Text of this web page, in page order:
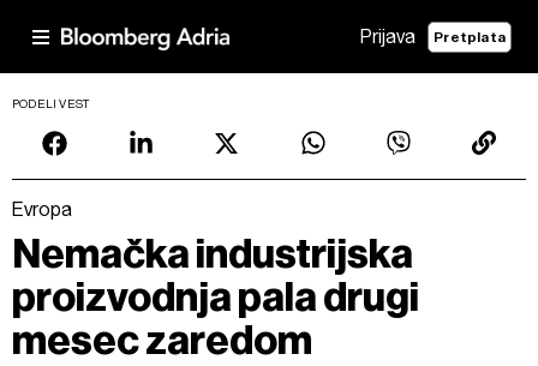
Prijava Pretplata
PODELI VEST
Evropa
Nemačka industrijska
proizvodnja pala drugi
mesec zaredom